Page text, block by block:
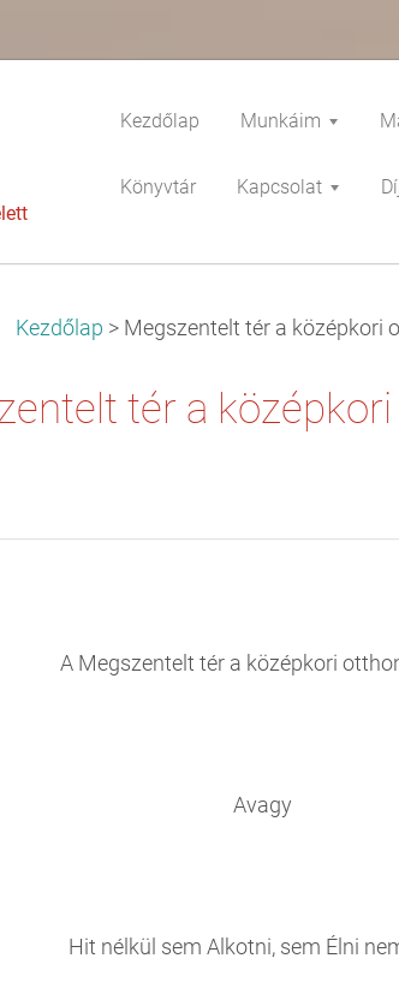
Kezdőlap Munkáim
Könyvtár Kapcsolat
Kezdőlap > Megszentelt tér a középkori
tér a
A Megszentelt tér a középkori
Avagy
Hit nélkül sem Alkotni, sem Élni